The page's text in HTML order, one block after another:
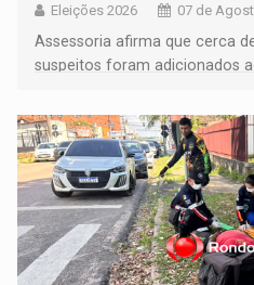
Eleições 2026 07 de
Assessoria afirma que cerca
suspeitos foram adicionados
remover as contas